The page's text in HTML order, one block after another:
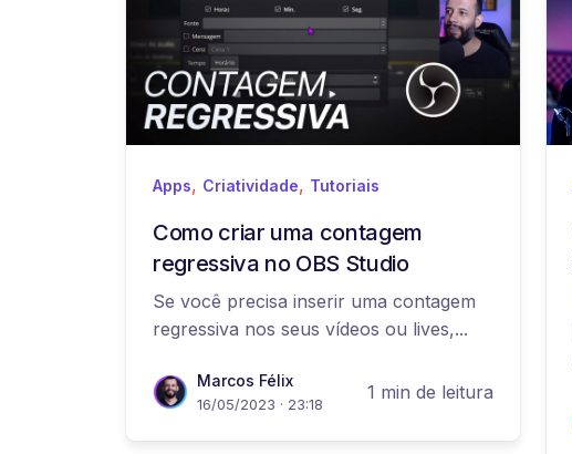
Apps, Criatividade, Tutoriais
Como criar uma contagem
regressiva no OBS Studio
Se você precisa inserir uma contagem
regressiva nos seus vídeos ou lives,...
Marcos Félix
16/05/2023 · 23:18
1 min de leitura